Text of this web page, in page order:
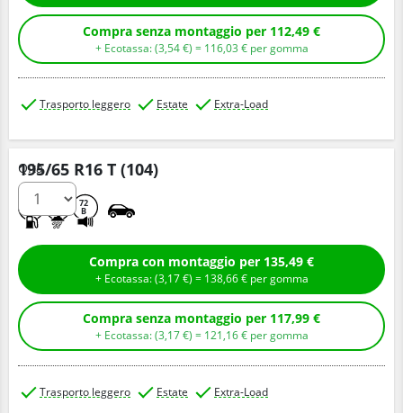
Compra senza montaggio per 112,49 €
+ Ecotassa: (3,54€ ) = 116,03 € per gomma
Trasporto leggero Estate Extra-Load
195/65 R16 T (104)
72
B
Q.tà
Compra con montaggio per 135,49 €
+ Ecotassa: (3,17€ ) = 138,66€ per gomma
Compra senza montaggio per 117,99 €
+ Ecotassa: (3,17€ ) = 121,16€ per gomma
Trasporto leggero Estate Extra-Load